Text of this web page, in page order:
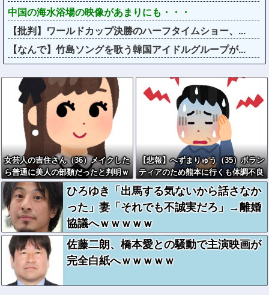
中国の海水浴場の映像があまりにも・・・
【批判】ワールドカップ決勝のハーフタイムショー、...
【なんで】竹島ソングを歌う韓国アイドルグループが...
女芸人の吉住さん（36）メイクした
ら普通に美人の部類だったと判明ｗ
ｗｗｗｗｗｗｗｗ
【悲報】へずまりゅう（35）ボラン
ティアのため熊本に行くも体調不良
で病院に行く
ひろゆき「出馬する気ないから話さなか
った」妻「それでも不誠実だろ」→離婚
協議へｗｗｗｗｗ
佐藤二朗、橋本愛との騒動で主演映画が
完全白紙へｗｗｗｗｗ